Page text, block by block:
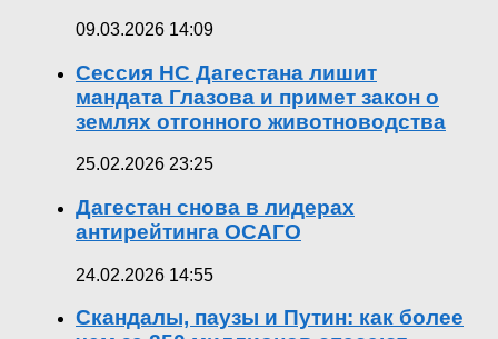
09.03.2026 14:09
Сессия НС Дагестана лишит
мандата Глазова и примет закон о
землях отгонного животноводства
25.02.2026 23:25
Дагестан снова в лидерах
антирейтинга ОСАГО
24.02.2026 14:55
Скандалы, паузы и Путин: как более